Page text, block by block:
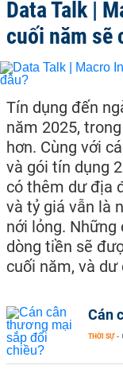
Data Talk |
cuối năm sẽ
Tín dụng đến
năm 2025,
hơn. Cùng với
và gói tín dụng
có thêm dư địa
và tỷ giá vẫn là
nới lỏng. Những
dòng tiền sẽ
cuối năm, và
Cán
THỜI SỰ -